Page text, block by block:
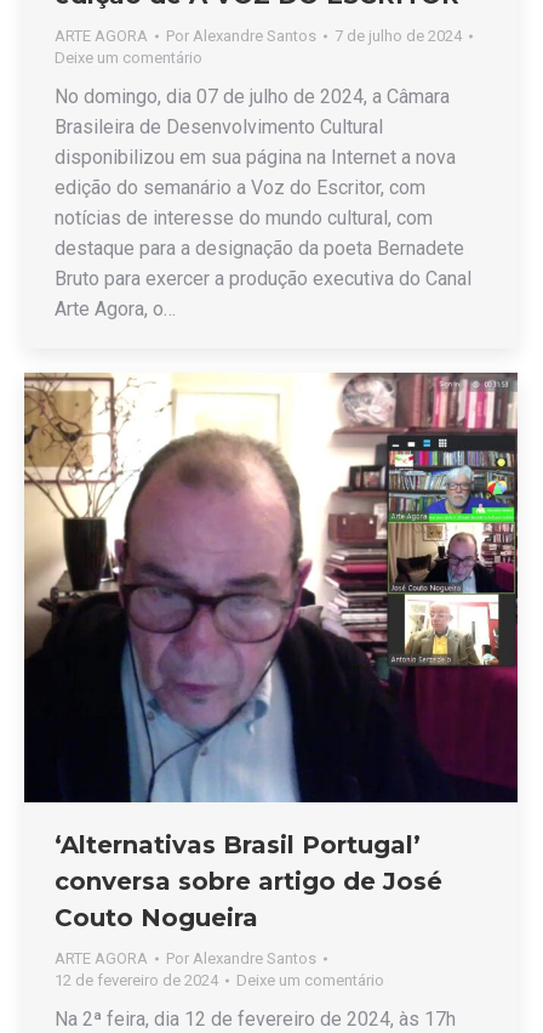
ARTE AGORA Por Alexandre Santos
7 de julho de 2024
Deixe um comentário
No domingo, dia 07 de julho de 2024, a Câmara
Brasileira de Desenvolvimento Cultural
disponibilizou em sua página na Internet a nova
edição do semanário a Voz do Escritor, com
notícias de interesse do mundo cultural, com
destaque para a designação da poeta Bernadete
Bruto para exercer a produção executiva do Canal
Arte Agora, o…
‘Alternativas Brasil Portugal’
conversa sobre artigo de José
Couto Nogueira
ARTE AGORA Por Alexandre Santos
12 de fevereiro de 2024
Deixe um comentário
Na 2ª feira, dia 12 de fevereiro de 2024, às 17h